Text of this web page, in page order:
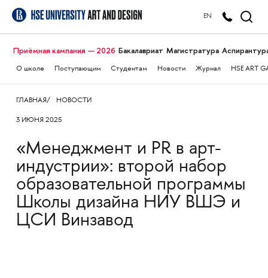
EN
Приёмная кампания — 2026 Бакалавриат Магистратура
О школе Поступающим Студентам Новости Журнал HSE ART
ГЛАВНАЯ НОВОСТИ
3 ИЮНЯ 2025
«Менеджмент и PR в арт-
индустрии»: второй набор
образовательной программы
Школы дизайна НИУ ВШЭ и
ЦСИ Винзавод